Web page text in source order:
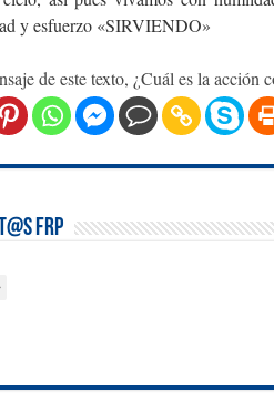
y esfuerzo «SIRVIENDO»
de este texto, ¿Cuál es la acción
FRP